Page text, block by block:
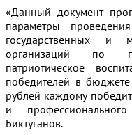
«Данный документ
параметры
государственных и
организаций по
патриотическое
победителей в
рублей каждому
и
Биктуганов.